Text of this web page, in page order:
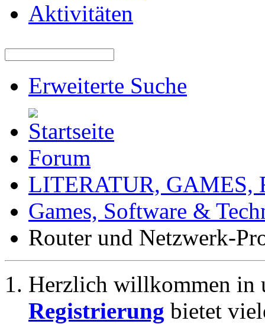
Aktivitäten
Erweiterte Suche
Forum
LITERATUR, GAMES,
Games, Software &
Router und Netzwerk-
Herzlich willkommen in
Registrierung bietet